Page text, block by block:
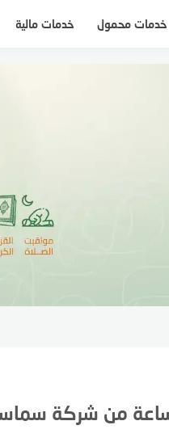
خدمات محمول خدمات مالية
من شركة